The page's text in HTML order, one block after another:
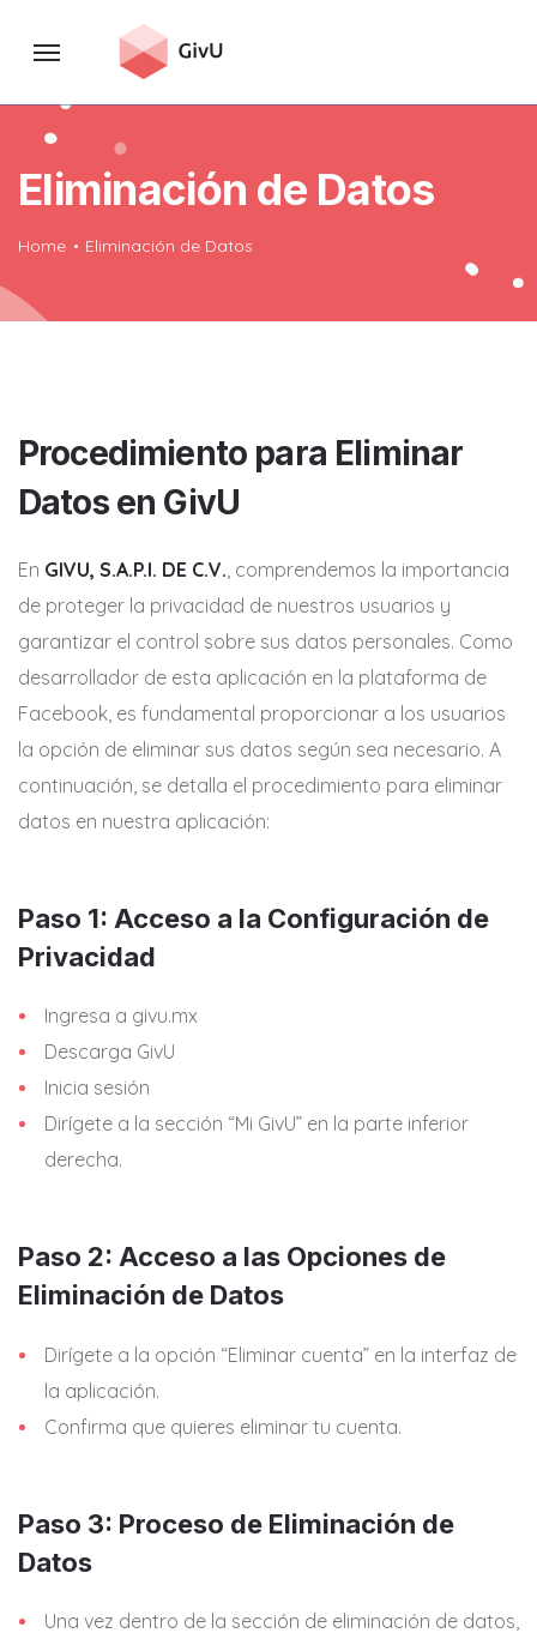
Eliminación de Datos
Home Eliminación de Datos
Procedimiento para Eliminar
Datos en GivU
En GIVU, S.A.P.I. DE C.V., comprendemos la importancia
de proteger la privacidad de nuestros usuarios y
garantizar el control sobre sus datos personales. Como
desarrollador de esta aplicación en la plataforma de
Facebook, es fundamental proporcionar a los usuarios
la opción de eliminar sus datos según sea necesario. A
continuación, se detalla el procedimiento para eliminar
datos en nuestra aplicación:
Paso 1: Acceso a la Configuración de
Privacidad
Ingresa a givu.mx
Descarga GivU
Inicia sesión
Dirígete a la sección “Mi GivU” en la parte inferior
derecha.
Paso 2: Acceso a las Opciones de
Eliminación de Datos
Dirígete a la opción “Eliminar cuenta” en la interfaz de
la aplicación.
Confirma que quieres eliminar tu cuenta.
Paso 3: Proceso de Eliminación de
Datos
Una vez dentro de la sección de eliminación de datos,